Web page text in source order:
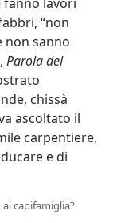
“non
non sanno
Parola del
chissà
ascoltato il
carpentiere,
e di
capifamiglia?